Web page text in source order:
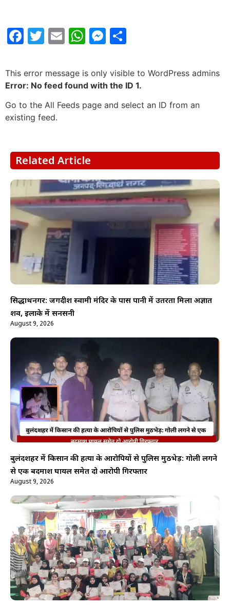
Facebook
Twitter
EmailWhatsApp
Messenger
This error message is only visible to WordPress admins
Error: No feed found with the ID 1.
Go to the All Feeds page and select an ID from an
existing feed.
Related Article
सिद्धार्थनगर: जगदीश स्वामी मंदिर के पास पानी में उतरता मिला अज्ञात
शव, इलाके में सनसनी
August 9, 2026
बुलंदशहर में किसान की हत्या के आरोपियों से पुलिस मुठभेड़: गोली लगने
से एक बदमाश घायल समेत दो आरोपी गिरफ्तार
August 9, 2026